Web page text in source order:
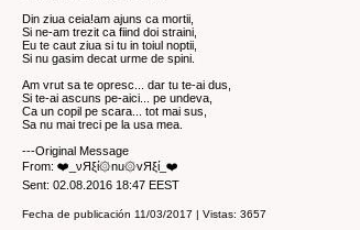
Din ziua ceia!am ajuns ca mortii,
Si ne-am trezit ca fiind doi straini,
Eu te caut ziua si tu in toiul noptii,
Si nu gasim decat urme de spini.
Am vrut sa te opresc... dar tu te-ai dus,
Si te-ai ascuns pe-aici... pe undeva,
Ca un copil pe scara... tot mai sus,
Sa nu mai treci pe la usa mea.
---Original Message
From: ❤️_νЯξί۞nu۞vЯξί_❤️
Sent: 02.08.2016 18:47 EEST
Fecha de publicación 11/03/2017 | Vistas: 3657